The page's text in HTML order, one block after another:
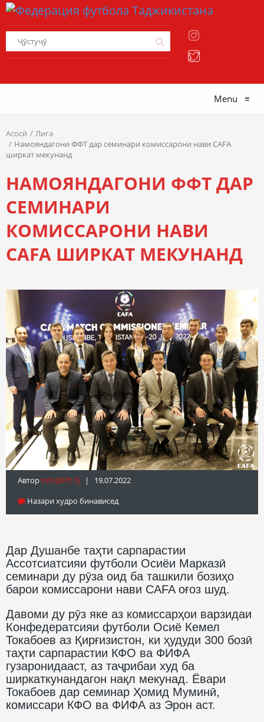
Menu ≡
Асосӣ
Лига
Намояндагони ФФТ дар семинари комиссарони нави CAFA
ширкат мекунанд
НАМОЯНДАГОНИ ФФТ ДАР
СЕМИНАРИ
КОМИССАРОНИ НАВИ
CAFA ШИРКАТ МЕКУНАНД
Автор Info@fft.tj | 19.07.2022
Назари худро бинависед
Дар Душанбе таҳти сарпарастии
Ассотсиатсияи футболи Осиёи Марказӣ
семинари ду рӯза оид ба ташкили бозиҳо
барои комиссарони нави CAFA оғоз шуд.
Давоми ду рӯз яке аз комиссарҳои варзидаи
Конфедератсияи футболи Осиё Кемел
Токабоев аз Қирғизистон, ки ҳудуди 300 бозӣ
таҳти сарпарастии КФО ва ФИФА
гузаронидааст, аз таҷрибаи худ ба
ширкаткунандагон нақл мекунад. Ёвари
Токабоев дар семинар Ҳомид Муминӣ,
комиссари КФО ва ФИФА аз Эрон аст.